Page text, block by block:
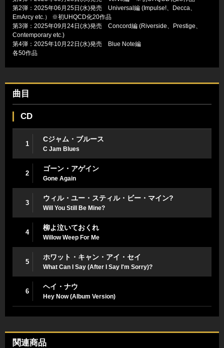
第2弾：2025年06月25日(水)発売 Universal編 (Impulse!、Decca、
EmArcy etc.） ※初UHQCD化20作品
第3弾：2025年09月24日(水)発売 Concord編 (Riverside、Prestige、
Contemporary etc.)
第4弾：2025年10月22日(水)発売 Blue Note編
各50作品
曲目
CD
1
Cジャム・ブルース
C Jam Blues
2
ゴーン・アゲイン
Gone Again
3
ウィル・ユー・スティル・ビー・マイン?
Will You Still Be Mine?
4
柳よ泣いておくれ
Willow Weep For Me
5
ホワット・キャン・アイ・セイ
What Can I Say (After I Say I'm Sorry)?
6
ヘイ・ナウ
Hey Now (Album Version)
関連商品